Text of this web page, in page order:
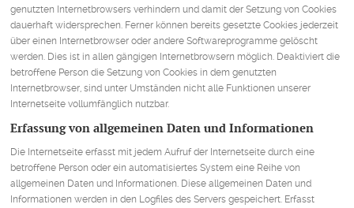
genutzten Internetbrowsers verhindern und damit der Setzung von Cookies
dauerhaft widersprechen. Ferner können bereits gesetzte Cookies jederzeit
über einen Internetbrowser oder andere Softwareprogramme gelöscht
werden. Dies ist in allen gängigen Internetbrowsern möglich. Deaktiviert die
betroffene Person die Setzung von Cookies in dem genutzten
Internetbrowser, sind unter Umständen nicht alle Funktionen unserer
Internetseite vollumfänglich nutzbar.
Erfassung von allgemeinen Daten und Informationen
Die Internetseite erfasst mit jedem Aufruf der Internetseite durch eine
betroffene Person oder ein automatisiertes System eine Reihe von
allgemeinen Daten und Informationen. Diese allgemeinen Daten und
Informationen werden in den Logfiles des Servers gespeichert. Erfasst